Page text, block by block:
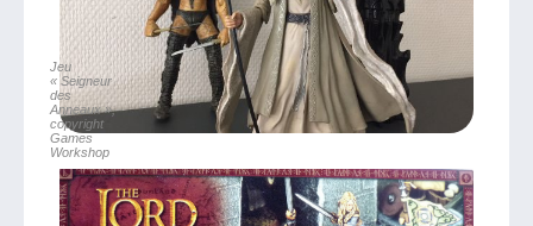
Jeu
« Seigneur
des
Anneaux »,
copyright
Games
Workshop